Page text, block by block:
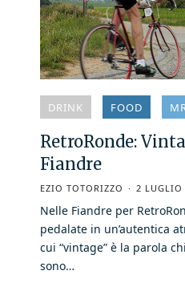
DRINK FOOD
RetroRonde:
Fiandre
EZIO TOTORIZZO 2 LUGLIO
Nelle Fiandre per
pedalate in un’autentica
cui “vintage” è la parola
sono…